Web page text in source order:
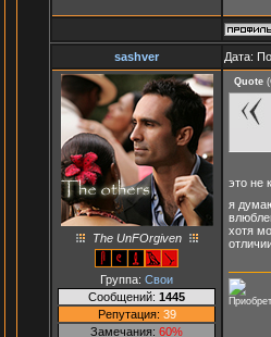
sashver Дата:
The UnFOrgiven
Группа: Свои
Сообщений: 1445
Репутация: 39
Замечания: 60%
Quote (
это не
я
хотя